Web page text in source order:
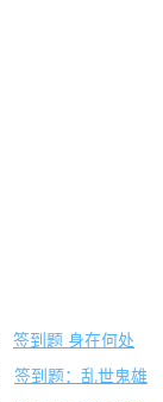
签到题 身在何处
签到题：乱世鬼雄